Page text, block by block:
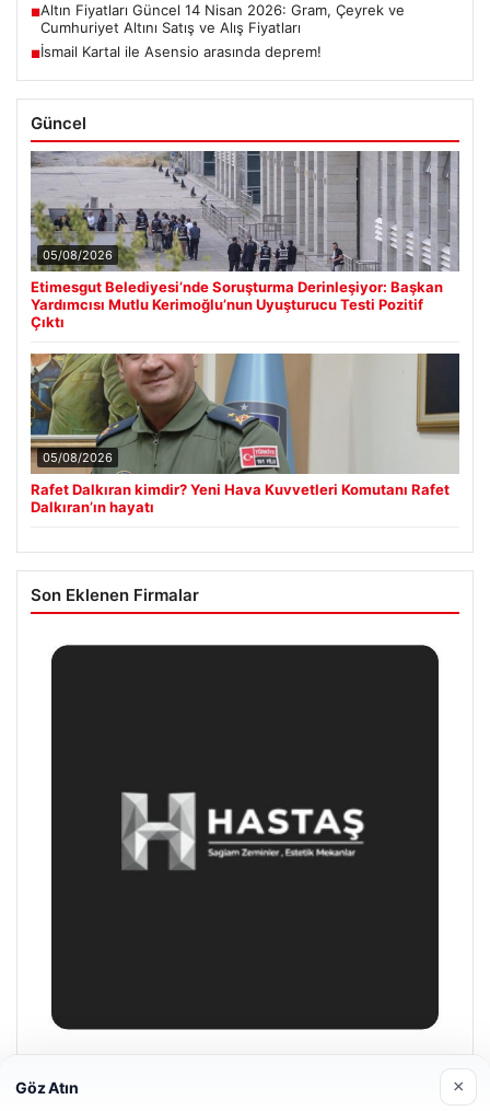
■Altın Fiyatları Güncel 14 Nisan 2026: Gram, Çeyrek ve
Cumhuriyet Altını Satış ve Alış Fiyatları
■İsmail Kartal ile Asensio arasında deprem!
Güncel
05/08/2026
Etimesgut Belediyesi’nde Soruşturma Derinleşiyor: Başkan
Yardımcısı Mutlu Kerimoğlu’nun Uyuşturucu Testi Pozitif
Çıktı
05/08/2026
Rafet Dalkıran kimdir? Yeni Hava Kuvvetleri Komutanı Rafet
Dalkıran’ın hayatı
Son Eklenen Firmalar
Prenses Night Club
Göz Atın ×